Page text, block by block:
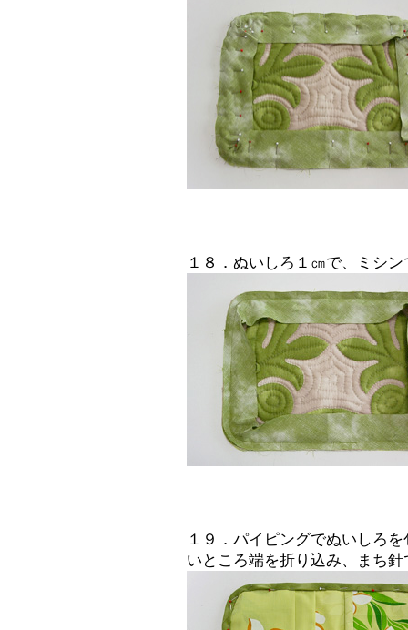
１８．ぬいしろ１㎝で、ミシ
１９．パイピングでぬいしろ
いところ端を折り込み、まち